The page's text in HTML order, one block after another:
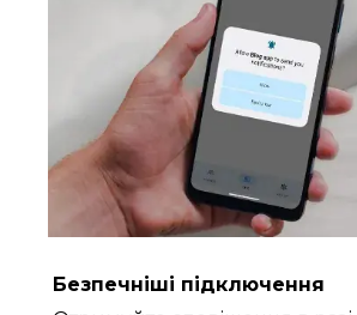
Безпечніші підключення